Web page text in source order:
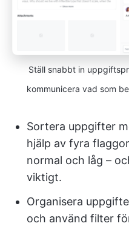
Ställ snabbt in
kommunicera vad som
Sortera uppgifter
hjälp av fyra
normal och låg –
viktigt.
Organisera
och använd filter